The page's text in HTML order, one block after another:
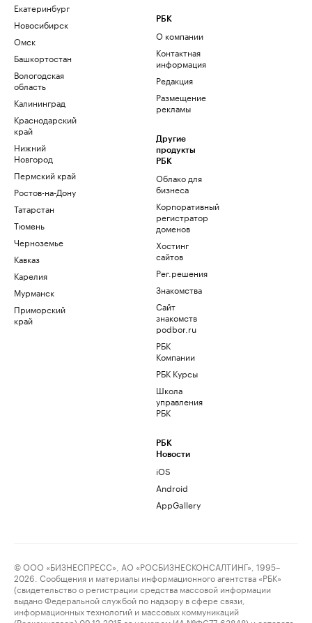
Екатеринбург
Новосибирск
Омск
Башкортостан
Вологодская
область
Калининград
Краснодарский
край
Нижний
Новгород
Пермский край
Ростов-на-Дону
Татарстан
Тюмень
Черноземье
Кавказ
Карелия
Мурманск
Приморский
край
РБК
О компании
Контактная
информация
Редакция
Размещение
рекламы
Другие
продукты
РБК
Облако для
бизнеса
Корпоративный
регистратор
доменов
Хостинг
сайтов
Рег.решения
Знакомства
Сайт
знакомств
podbor.ru
РБК
Компании
РБК Курсы
Школа
управления
РБК
РБК
Новости
iOS
Android
AppGallery
© ООО «БИЗНЕСПРЕСС», АО «РОСБИЗНЕСКОНСАЛТИНГ», 1995–
2026. Сообщения и материалы информационного агентства «РБК»
(свидетельство о регистрации средства массовой информации
выдано Федеральной службой по надзору в сфере связи,
информационных технологий и массовых коммуникаций